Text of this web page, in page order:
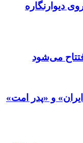
دیوارنگاره
می‌شود
و «پدر امت»